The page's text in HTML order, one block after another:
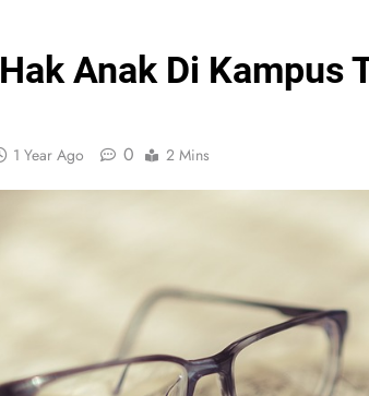
Anak Di Kampus
1 Year Ago 0 2 Mins